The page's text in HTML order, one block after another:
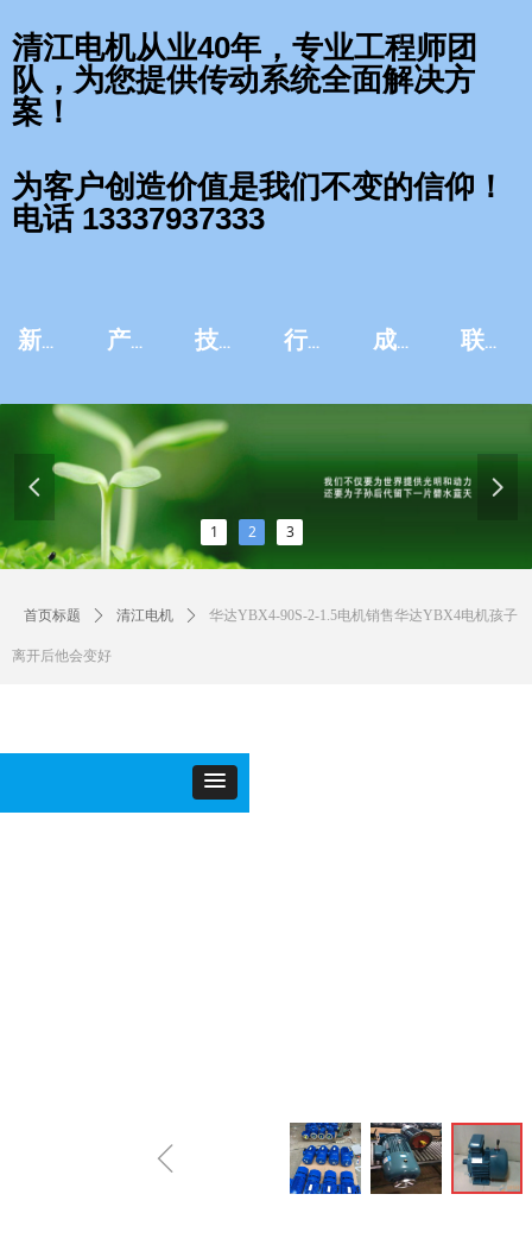
新闻资讯 产品中心 技术服务 行业应用 成功案例 联系我们
1 2 3
넳 넲
清江电机从业40年，专业工程师团
队，为您提供传动系统全面解决方
案！
为客户创造价值是我们不变的信仰！
电话 13337937333
首页标题 ꄲ 清江电机 ꄲ 华达YBX4-90S-2-1.5电机销售华达YBX4电机孩子
离开后他会变好
ꁆ